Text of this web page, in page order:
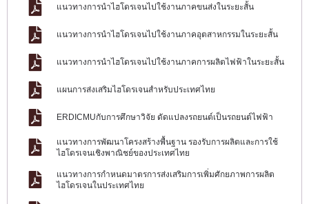
แนวทางการนำไฮโดรเจนไปใช้งานภาคขนส่งในระยะสั้น
แนวทางการนำไฮโดรเจนไปใช้งานภาคอุตสาหกรรมในระยะสั้น
แนวทางการนำไฮโดรเจนไปใช้งานภาคการผลิตไฟฟ้าในระยะสั้น
แผนการส่งเสริมไฮโดรเจนสำหรับประเทศไทย
ERDICMUกับการศึกษาวิจัย ดัดแปลงรถยนต์เป็นรถยนต์ไฟฟ้า
แนวทางการพัฒนาโครงสร้างพื้นฐาน รองรับการผลิตและการใช้
ไฮโดรเจนเชิงพาณิชย์ของประเทศไทย
แนวทางการกำหนดมาตรการส่งเสริมการเพิ่มศักยภาพการผลิต
ไฮโดรเจนในประเทศไทย